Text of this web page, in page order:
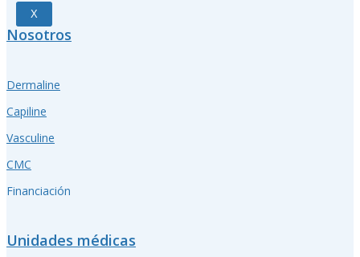
X
Nosotros
Dermaline
Capiline
Vasculine
CMC
Financiación
Unidades médicas